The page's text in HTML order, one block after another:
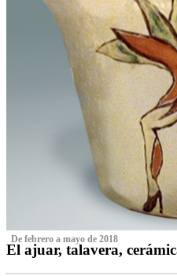
‌ De febrero a mayo de 2018
El ajuar, talavera,